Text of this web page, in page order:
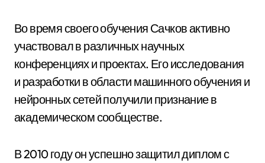
Во время своего обучения Сачков активно
участвовал в различных научных
конференциях и проектах. Его исследования
и разработки в области машинного обучения и
нейронных сетей получили признание в
академическом сообществе.
В 2010 году он успешно защитил диплом с